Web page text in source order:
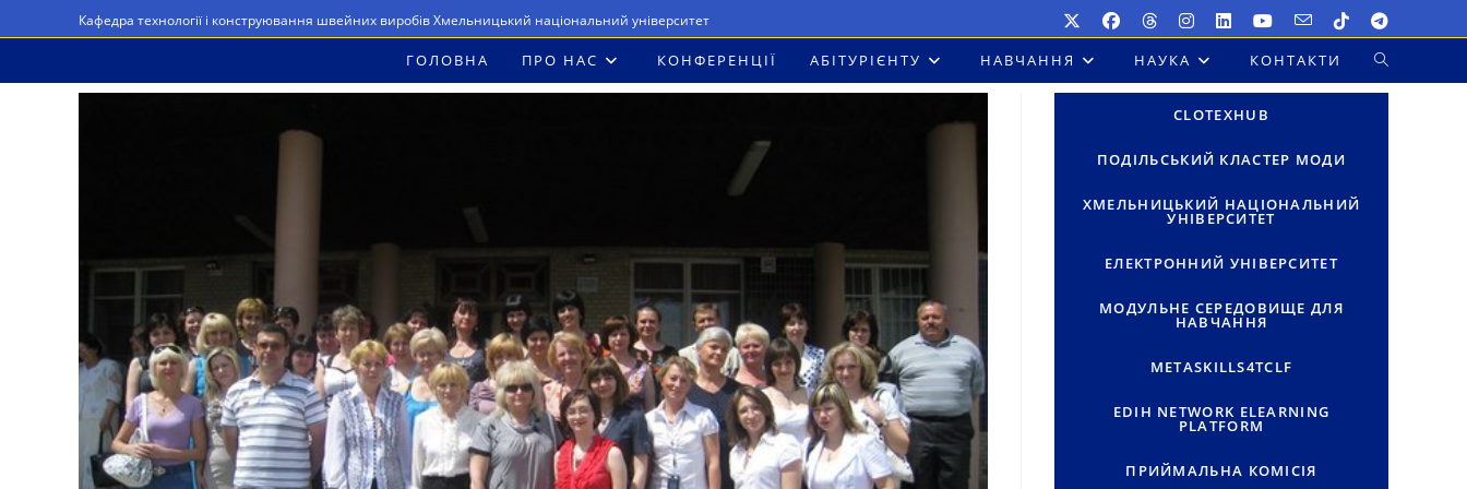
до
Кафедра технології і конструювання швейних виробів Хмельницький національний університет
ГОЛОВНА ПРО НАС КОНФЕРЕНЦІЇ АБІТУРІЄНТУ НАВЧАННЯ НАУКА КОНТАКТИ
CLOTEXHUB
ПОДІЛЬСЬКИЙ КЛАСТЕР МОДИ
ХМЕЛЬНИЦЬКИЙ НАЦІОНАЛЬНИЙ
УНІВЕРСИТЕТ
ЕЛЕКТРОННИЙ УНІВЕРСИТЕТ
МОДУЛЬНЕ СЕРЕДОВИЩЕ ДЛЯ
НАВЧАННЯ
METASKILLS4TCLF
EDIH NETWORK ELEARNING
PLATFORM
ПРИЙМАЛЬНА КОМІСІЯ